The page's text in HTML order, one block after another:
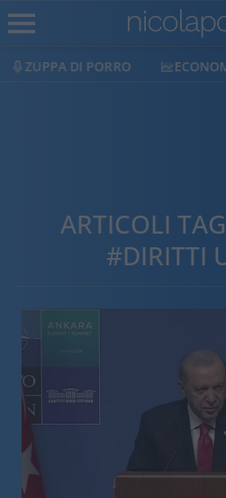
ECONOMIA LIBERILIBRI
ARTICOLI
#DIRITTI